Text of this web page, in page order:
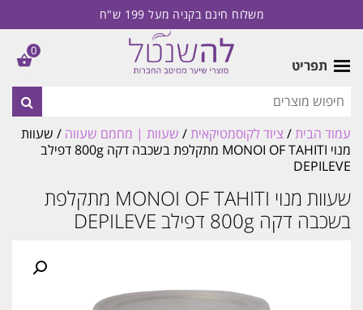
משלוח חינם בקניה מעל 199 ש"ח
תפריט
עמוד הבית/ ציוד לקוסמטיקאית/ שעוות | מחמם שעווה / שעוות
מנוי MONOI OF TAHITI מתקלפת בשכבה דקה 800g דפילב
DEPILEVE
שעוות מנוי MONOI OF TAHITI מתקלפת
בשכבה דקה 800g דפילב DEPILEVE
0